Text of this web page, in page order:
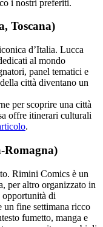
i nostri preferiti.
Toscana)
d’Italia. Lucca
al mondo
panel tematici e
città diventano un
per scoprire una città
offre itinerari culturali
.
Romagna)
Rimini Comics è un
per altro organizzato in
opportunità di
un fine settimana ricco
fumetto, manga e